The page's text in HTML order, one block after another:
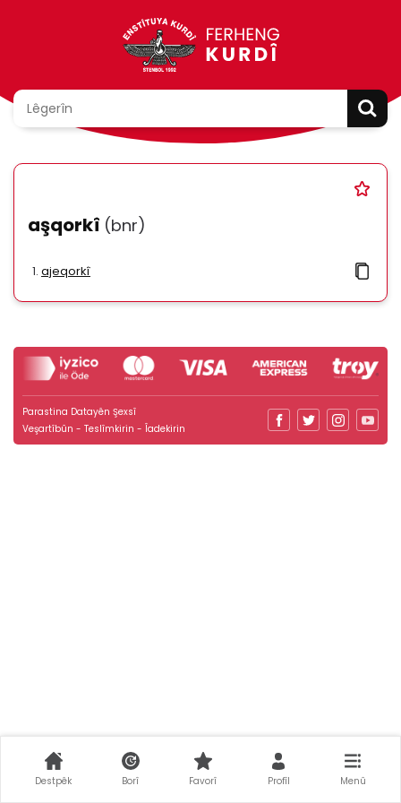
aşqorkî (bnr)
ajeqorkî
Parastina Datayên Şexsî
Veşartîbûn - Teslîmkirin - Îadekirin
Destpêk Borî Favorî Profîl Menû